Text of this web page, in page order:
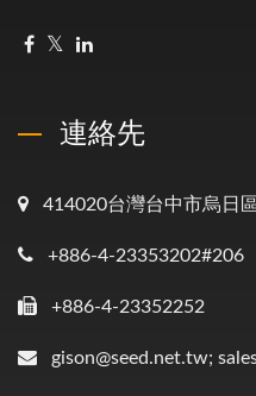
連絡先
414020台灣台中市烏日
+886-4-23353202#206
+886-4-23352252
gison@seed.net.tw;